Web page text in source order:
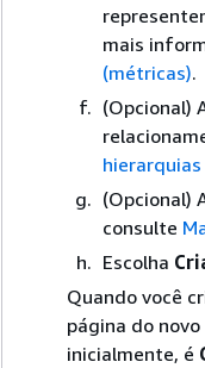
mais
(métricas).
(Opcional)
(Opcional)
consulte
Escolha
Quando você
página do
inicialmente, é